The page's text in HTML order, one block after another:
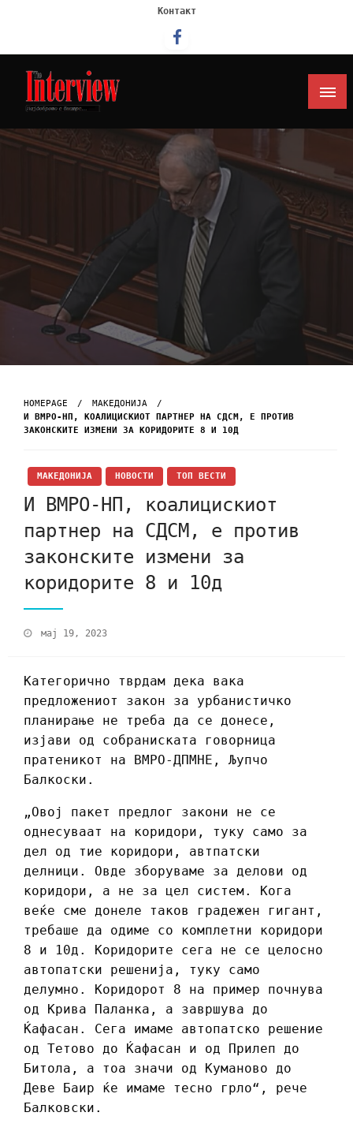
Контакт
Интервју
HOMEPAGE
МАКЕДОНИЈА
И ВМРО-НП, КОАЛИЦИСКИОТ ПАРТНЕР НА СДСМ, Е ПРОТИВ
ЗАКОНСКИТЕ ИЗМЕНИ ЗА КОРИДОРИТЕ 8 И 10Д
МАКЕДОНИЈА НОВОСТИ ТОП ВЕСТИ
И ВМРО-НП, коалицискиот
партнер на СДСМ, е против
законските измени за
коридорите 8 и 10д
мај 19, 2023
Категорично тврдам дека вака
предложениот закон за урбанистичко
планирање не треба да се донесе,
изјави од собраниската говорница
пратеникот на ВМРО-ДПМНЕ, Љупчо
Балкоски.
„Овој пакет предлог закони не се
однесуваат на коридори, туку само за
дел од тие коридори, автпатски
делници. Овде зборуваме за делови од
коридори, а не за цел систем. Кога
веќе сме донеле таков градежен гигант,
требаше да одиме со комплетни коридори
8 и 10д. Коридорите сега не се целосно
автопатски решенија, туку само
делумно. Коридорот 8 на пример почнува
од Крива Паланка, а завршува до
Ќафасан. Сега имаме автопатско решение
од Тетово до Ќафасан и од Прилеп до
Битола, а тоа значи од Куманово до
Деве Баир ќе имаме тесно грло“, рече
Балковски.